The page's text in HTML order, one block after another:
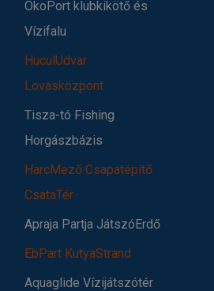
ÖkoPort klubkikötő és
Vízifalu
HuculUdvar
Lovasközpont
Tisza-tó Fishing
Horgászbázis
HarcMező Csapatépítő
CsataTér
Apraja Partja JátszóErdő
EbPart KutyaStrand
Aquaglide Vízijátszótér